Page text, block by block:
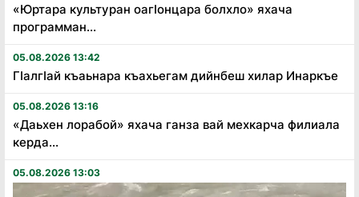
«Юртара культуран оагӏонцара болхло» яхача
программан...
05.08.2026 13:42
Гӏалгӏай къаьнара къахьегам дийнбеш хилар Инаркъе
05.08.2026 13:16
«Даьхен лорабой» яхача ганза вай мехкарча филиала
керда...
05.08.2026 13:03